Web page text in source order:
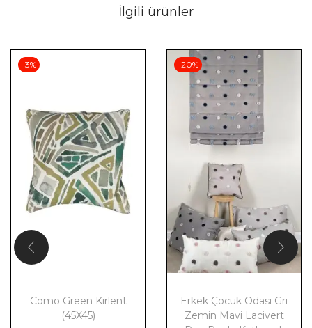
İlgili ürünler
-3%
Como Green Kırlent
(45X45)
-20%
Erkek Çocuk Odası Gri
Zemin Mavi Lacivert